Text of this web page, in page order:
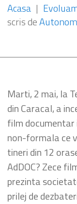
Acasa |
scris deAutonom
Marti, 2 mai, la
din Caracal, a
film documentar
non-formala ce
tineri din 12
AdDOC? Zece
prezinta
prilej de